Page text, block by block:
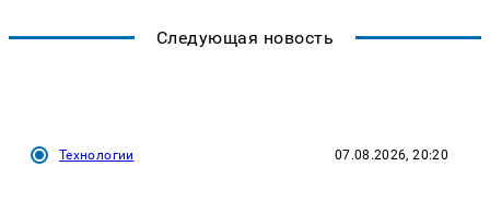
Следующая новость
Технологии 07.08.2026, 20:20